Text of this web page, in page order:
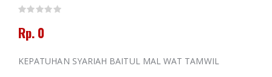
Rp. 0
KEPATUHAN SYARIAH BAITUL MAL WAT TAMWIL